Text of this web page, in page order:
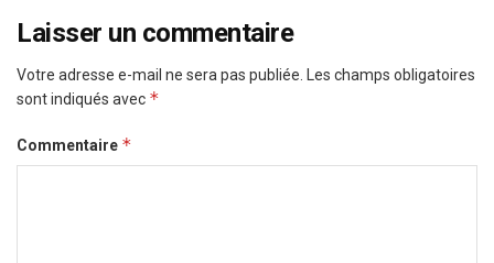
Laisser un commentaire
Votre adresse e-mail ne sera pas publiée.
Les champs obligatoires
sont indiqués avec *
Commentaire *